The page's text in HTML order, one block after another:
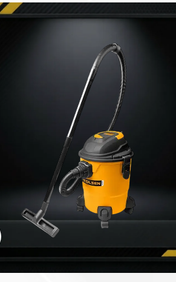
Click to enlarge